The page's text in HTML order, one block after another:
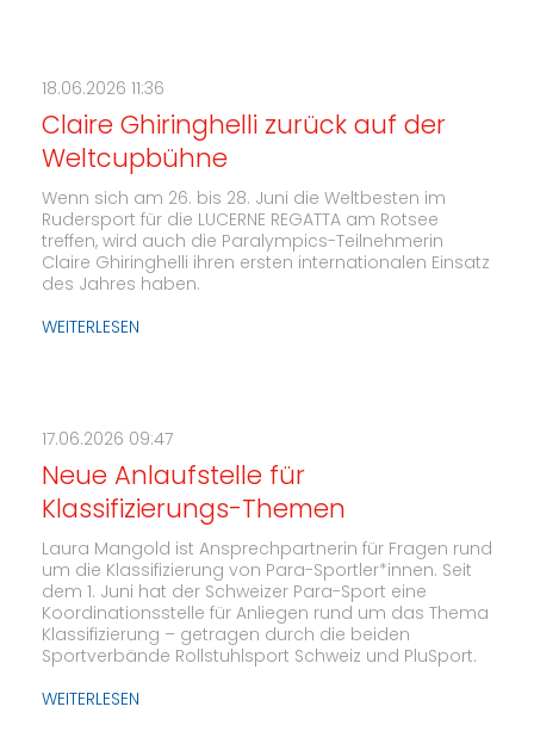
18.06.2026 11:36
Claire Ghiringhelli zurück auf der
Weltcupbühne
Wenn sich am 26. bis 28. Juni die Weltbesten im
Rudersport für die LUCERNE REGATTA am Rotsee
treffen, wird auch die Paralympics-Teilnehmerin
Claire Ghiringhelli ihren ersten internationalen Einsatz
des Jahres haben.
WEITERLESEN
17.06.2026 09:47
Neue Anlaufstelle für
Klassifizierungs-Themen
Laura Mangold ist Ansprechpartnerin für Fragen rund
um die Klassifizierung von Para-Sportler*innen. Seit
dem 1. Juni hat der Schweizer Para-Sport eine
Koordinationsstelle für Anliegen rund um das Thema
Klassifizierung – getragen durch die beiden
Sportverbände Rollstuhlsport Schweiz und PluSport.
WEITERLESEN